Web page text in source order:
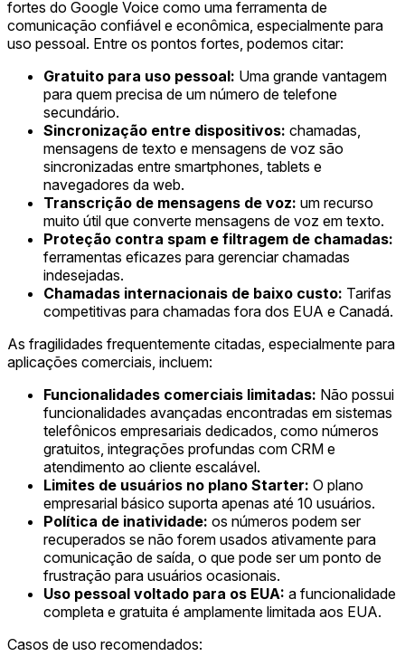
fortes do Google Voice como uma ferramenta de
comunicação confiável e econômica, especialmente para
uso pessoal. Entre os pontos fortes, podemos citar:
Gratuito para uso pessoal: Uma grande vantagem
para quem precisa de um número de telefone
secundário.
Sincronização entre dispositivos: chamadas,
mensagens de texto e mensagens de voz são
sincronizadas entre smartphones, tablets e
navegadores da web.
Transcrição de mensagens de voz: um recurso
muito útil que converte mensagens de voz em texto.
Proteção contra spam e filtragem de chamadas:
ferramentas eficazes para gerenciar chamadas
indesejadas.
Chamadas internacionais de baixo custo: Tarifas
competitivas para chamadas fora dos EUA e Canadá.
As fragilidades frequentemente citadas, especialmente para
aplicações comerciais, incluem:
Funcionalidades comerciais limitadas: Não possui
funcionalidades avançadas encontradas em sistemas
telefônicos empresariais dedicados, como números
gratuitos, integrações profundas com CRM e
atendimento ao cliente escalável.
Limites de usuários no plano Starter: O plano
empresarial básico suporta apenas até 10 usuários.
Política de inatividade: os números podem ser
recuperados se não forem usados ativamente para
comunicação de saída, o que pode ser um ponto de
frustração para usuários ocasionais.
Uso pessoal voltado para os EUA: a funcionalidade
completa e gratuita é amplamente limitada aos EUA.
Casos de uso recomendados: